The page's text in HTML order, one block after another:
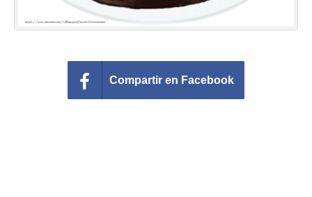
Compartir en Facebook